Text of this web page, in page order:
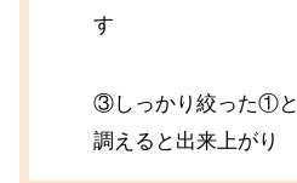
す
③しっかり絞った①
調えると出来上がり